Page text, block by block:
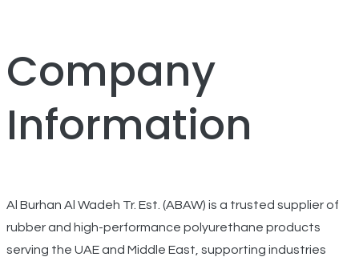
Company
Information
Al Burhan Al Wadeh Tr. Est. (ABAW) is a trusted supplier of
rubber and high-performance polyurethane products
serving the UAE and Middle East, supporting industries